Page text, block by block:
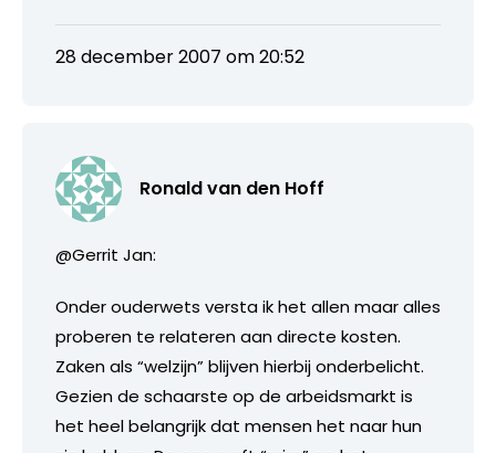
28 december 2007 om 20:52
Ronald van den Hoff
@Gerrit Jan:
Onder ouderwets versta ik het allen maar alles
proberen te relateren aan directe kosten.
Zaken als “welzijn” blijven hierbij onderbelicht.
Gezien de schaarste op de arbeidsmarkt is
het heel belangrijk dat mensen het naar hun